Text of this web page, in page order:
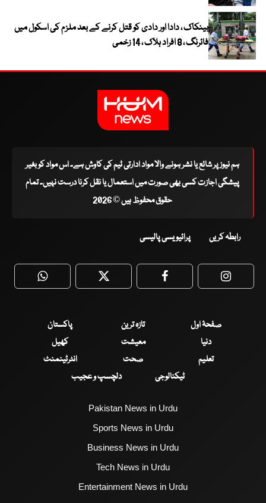
بینکاک ، دادا اور دادی کو قتل کرنے کے بعد ملزم کی اسکول میں
فائرنگ ، 8 افراد ہلاک ، 14 زخمی
ہم نیوز پر شائع یا نشر ہونے والا مواد ادارتی ٹیم کی کاوش ہے۔ اس مواد کو بغیر
پیشگی اجازت کسی بھی صورت میں استعمال یا نقل کرنا درست نہیں۔ تمام
حقوق محفوظ ہیں © 2026
رابطہ کریں پرائیویسی پالیسی
WhatsApp Twitter Facebook
صفحۂ اول تازہ ترین
پاکستان
دنیا
معیشت
کھیل
تعلیم
صحت
انٹرٹینمنٹ
ٹیکنالوجی
دلچسپ و عجیب
Pakistan News in Urdu
Sports News in Urdu
Business News in Urdu
Tech News in Urdu
Entertainment News in Urdu